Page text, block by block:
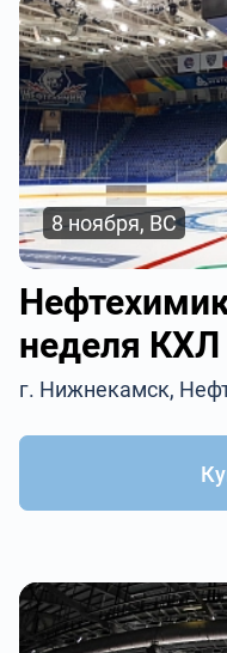
8 ноября, ВС
неделя КХЛ
г. Нижнекамск,